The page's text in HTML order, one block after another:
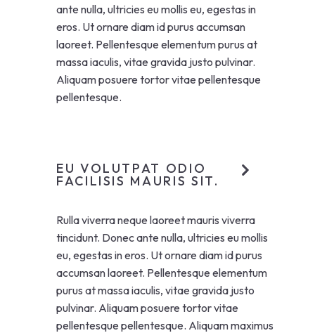
ante nulla, ultricies eu mollis eu, egestas in
eros. Ut ornare diam id purus accumsan
laoreet. Pellentesque elementum purus at
massa iaculis, vitae gravida justo pulvinar.
Aliquam posuere tortor vitae pellentesque
pellentesque.
EU VOLUTPAT ODIO
FACILISIS MAURIS SIT.
Rulla viverra neque laoreet mauris viverra
tincidunt. Donec ante nulla, ultricies eu mollis
eu, egestas in eros. Ut ornare diam id purus
accumsan laoreet. Pellentesque elementum
purus at massa iaculis, vitae gravida justo
pulvinar. Aliquam posuere tortor vitae
pellentesque pellentesque. Aliquam maximus